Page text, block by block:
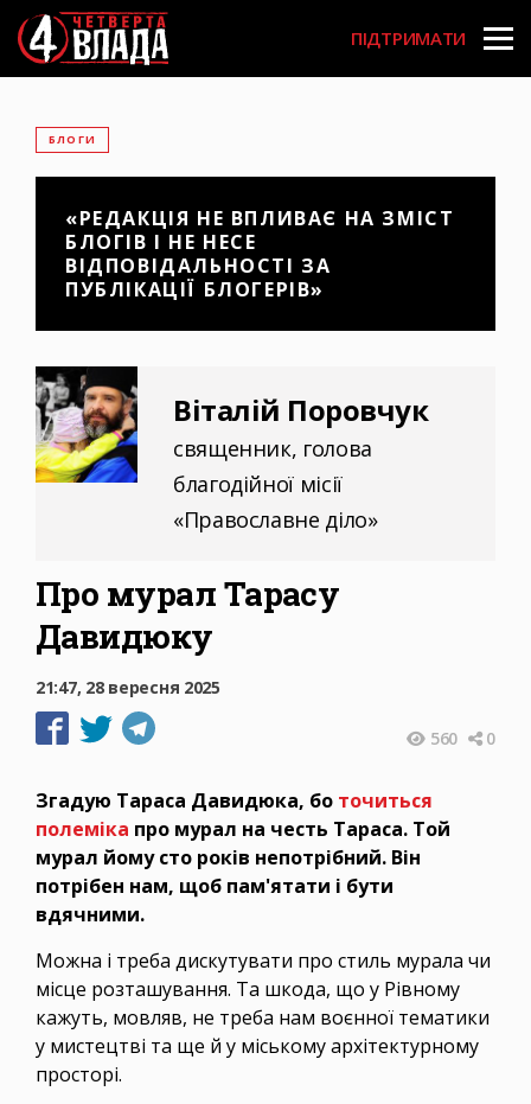
Перейти
до
основного
вмісту
User
account
ПІДТРИМАТИ
БЛОГИ
«РЕДАКЦІЯ НЕ ВПЛИВАЄ НА ЗМІСТ
БЛОГІВ І НЕ НЕСЕ
ВІДПОВІДАЛЬНОСТІ ЗА
ПУБЛІКАЦІЇ БЛОГЕРІВ»
Віталій Поровчук
священник, голова
благодійної місії
«Православне діло»
Про мурал Тарасу
Давидюку
21:47, 28 вересня 2025
560 0
Згадую Тараса Давидюка, бо точиться
полеміка про мурал на честь Тараса. Той
мурал йому сто років непотрібний. Він
потрібен нам, щоб пам'ятати і бути
вдячними.
Можна і треба дискутувати про стиль мурала чи
місце розташування. Та шкода, що у Рівному
кажуть, мовляв, не треба нам воєнної тематики
у мистецтві та ще й у міському архітектурному
просторі.